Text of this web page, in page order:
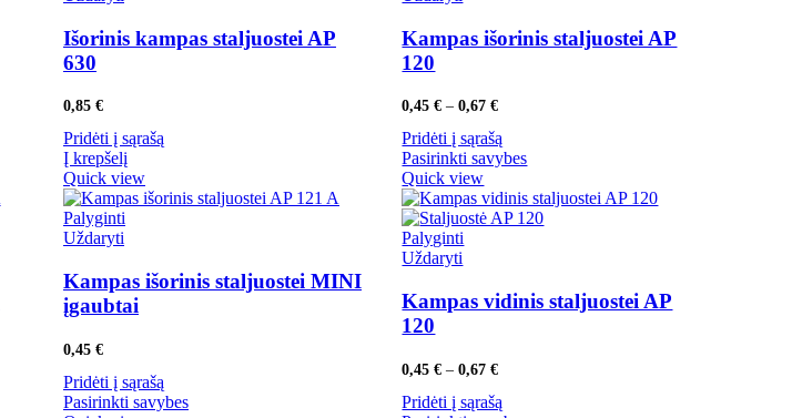
Išorinis kampas staljuostei AP
630
0,85 €
Pridėti į sąrašą
Į krepšelį
Quick view
Kampas išorinis staljuostei AP
120
0,45€ – 0,67€Price
0,45 €
through
Pridėti į sąrašą
Pasirinkti savybes
Quick view
Palyginti
Uždaryti
Kampas išorinis staljuostei MINI
įgaubtai
0,45 €
Pridėti į sąrašą
Pasirinkti savybes
Palyginti
Uždaryti
Kampas vidinis staljuostei AP
120
0,45€ – 0,67€Price
0,45 €
Pridėti į sąrašą